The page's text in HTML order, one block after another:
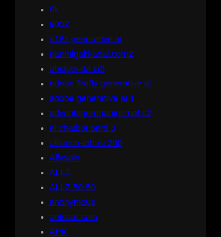
8k
900Z
a16z generative ai
aanmigakkadal.com2
abidjan-da.ci2
adobe firefly generative ai
adobe generative ai 1
advantagerehabinc.net c2
ai chatbot bard 3
alliance-teh.ru 200
Allyspin
ALLZ
ALLZ 50-50
anonymous
antsaat.com
APK